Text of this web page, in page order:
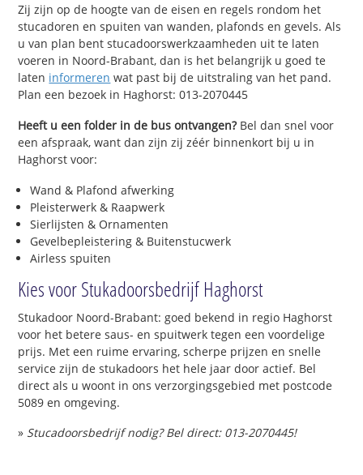
Zij zijn op de hoogte van de eisen en regels rondom het
stucadoren en spuiten van wanden, plafonds en gevels. Als
u van plan bent stucadoorswerkzaamheden uit te laten
voeren in Noord-Brabant, dan is het belangrijk u goed te
laten informeren wat past bij de uitstraling van het pand.
Plan een bezoek in Haghorst: 013-2070445
Heeft u een folder in de bus ontvangen?Bel dan snel voor
een afspraak, want dan zijn zij zéér binnenkort bij u in
Haghorst voor:
Wand & Plafond afwerking
Pleisterwerk & Raapwerk
Sierlijsten & Ornamenten
Gevelbepleistering & Buitenstucwerk
Airless spuiten
Kies voor Stukadoorsbedrijf Haghorst
Stukadoor Noord-Brabant: goed bekend in regio Haghorst
voor het betere saus- en spuitwerk tegen een voordelige
prijs. Met een ruime ervaring, scherpe prijzen en snelle
service zijn de stukadoors het hele jaar door actief. Bel
direct als u woont in ons verzorgingsgebied met postcode
5089 en omgeving.
» Stucadoorsbedrijf nodig? Bel direct: 013-2070445!